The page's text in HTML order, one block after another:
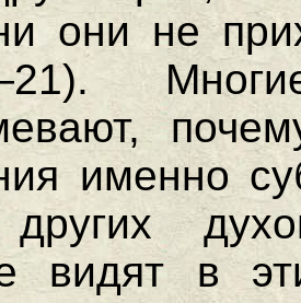
они не
именно
видят в